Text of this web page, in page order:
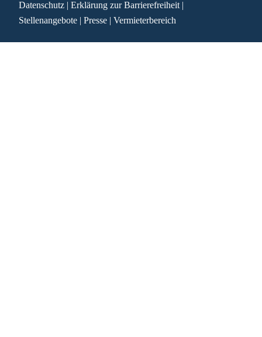
Datenschutz | Erklärung zur Barrierefreiheit |
Stellenangebote | Presse | Vermieterbereich